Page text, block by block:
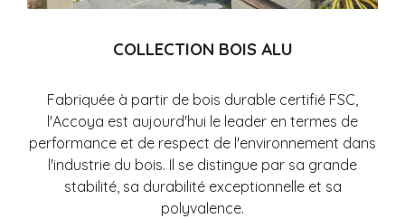
COLLECTION BOIS ALU
Fabriquée à partir de bois durable certifié FSC,
l'Accoya est aujourd'hui le leader en termes de
performance et de respect de l'environnement dans
l'industrie du bois. Il se distingue par sa grande
stabilité, sa durabilité exceptionnelle et sa
polyvalence.